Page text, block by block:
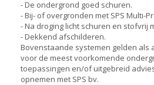
- De ondergrond goed schuren.
- Bij- of overgronden met SPS Multi-
- Na droging licht schuren en stofvrij
- Dekkend afschilderen.
Bovenstaande systemen gelden als
voor de meest voorkomende
toepassingen en/of uitgebreid
opnemen met SPS bv.